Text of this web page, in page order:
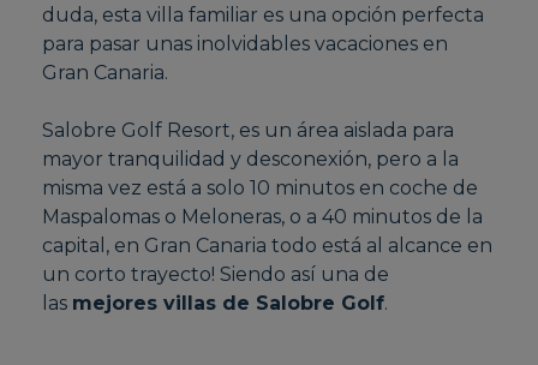
duda, esta villa familiar es una opción perfecta
para pasar unas inolvidables vacaciones en
Gran Canaria.
Salobre Golf Resort, es un área aislada para
mayor tranquilidad y desconexión, pero a la
misma vez está a solo 10 minutos en coche de
Maspalomas o Meloneras, o a 40 minutos de la
capital, en Gran Canaria todo está al alcance en
un corto trayecto! Siendo así una de
las mejores villas de Salobre Golf.